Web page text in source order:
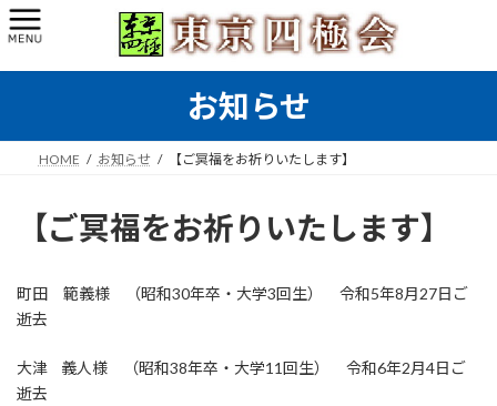
コ
ン
ン
ス
ナ
ビ
ー
ン
お知らせ
HOME お知らせ 【ご冥福をお祈りいたします】
【ご冥福をお祈りいたします】
町田 範義様 （昭和30年卒・大学3回生） 令和5年8月27日ご
逝去
大津 義人様 （昭和38年卒・大学11回生） 令和6年2月4日ご
逝去